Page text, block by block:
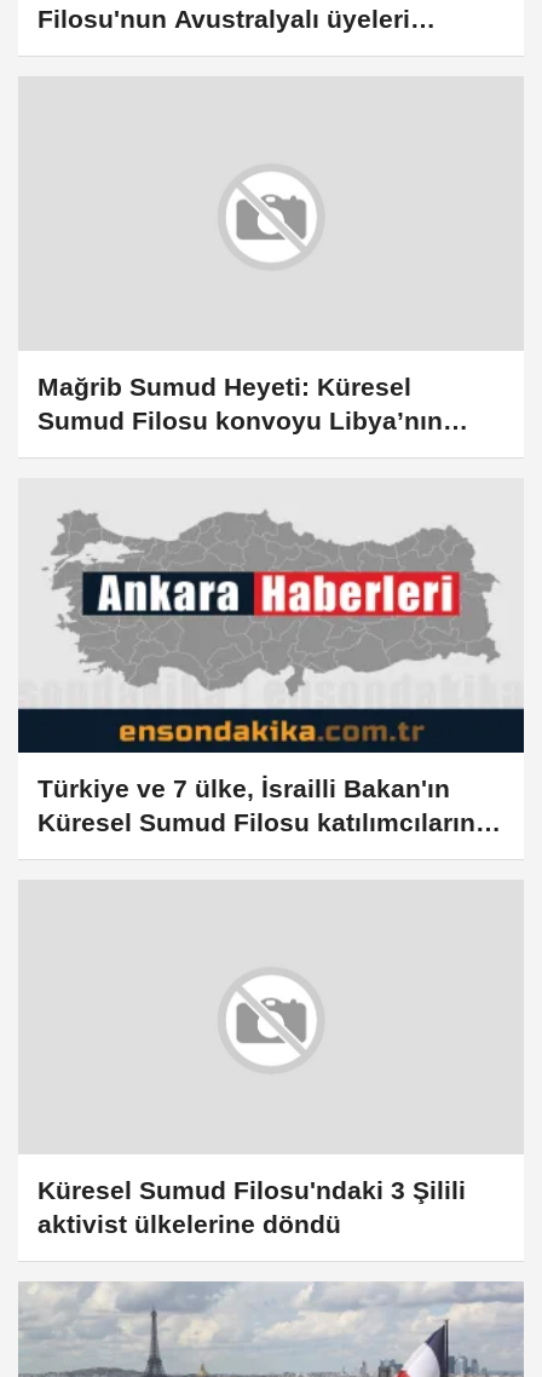
Filosu'nun Avustralyalı üyeleri
şiddete maruz kaldıklarını söyledi
Mağrib Sumud Heyeti: Küresel
Sumud Filosu konvoyu Libya’nın
doğusuna geçerken 10 aktivist
Türkiye ve 7 ülke, İsrailli Bakan'ın
Küresel Sumud Filosu katılımcılarına
muamelesini en güçlü şekilde kınadı:
Küresel Sumud Filosu'ndaki 3 Şilili
aktivist ülkelerine döndü